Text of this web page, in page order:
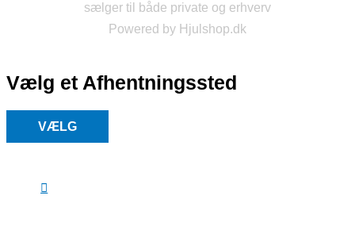
sælger til både private og erhverv
Powered by Hjulshop.dk
Vælg et Afhentningssted
VÆLG